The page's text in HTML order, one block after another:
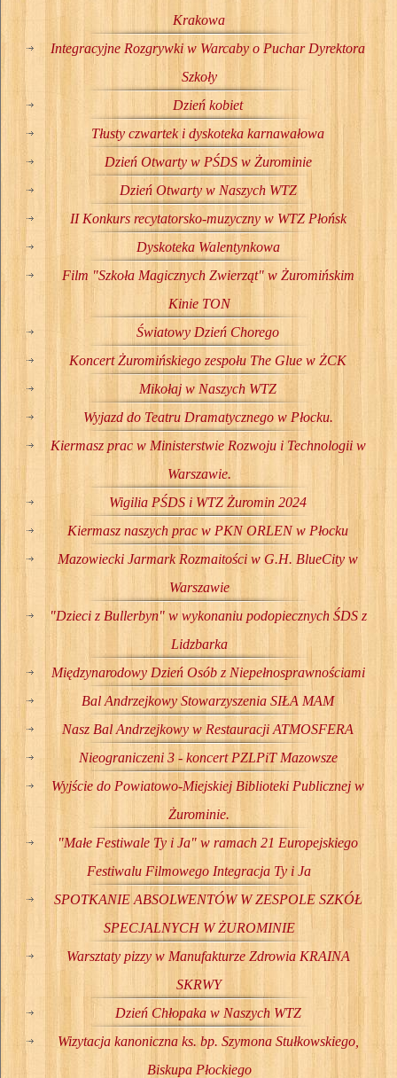
Krakowa
Integracyjne Rozgrywki w Warcaby o Puchar Dyrektora
Szkoły
Dzień kobiet
Tłusty czwartek i dyskoteka karnawałowa
Dzień Otwarty w PŚDS w Żurominie
Dzień Otwarty w Naszych WTZ
II Konkurs recytatorsko-muzyczny w WTZ Płońsk
Dyskoteka Walentynkowa
Film "Szkoła Magicznych Zwierząt" w Żuromińskim
Kinie TON
Światowy Dzień Chorego
Koncert Żuromińskiego zespołu The Glue w ŻCK
Mikołaj w Naszych WTZ
Wyjazd do Teatru Dramatycznego w Płocku.
Kiermasz prac w Ministerstwie Rozwoju i Technologii w
Warszawie.
Wigilia PŚDS i WTZ Żuromin 2024
Kiermasz naszych prac w PKN ORLEN w Płocku
Mazowiecki Jarmark Rozmaitości w G.H. BlueCity w
Warszawie
"Dzieci z Bullerbyn" w wykonaniu podopiecznych ŚDS z
Lidzbarka
Międzynarodowy Dzień Osób z Niepełnosprawnościami
Bal Andrzejkowy Stowarzyszenia SIŁA MAM
Nasz Bal Andrzejkowy w Restauracji ATMOSFERA
Nieograniczeni 3 - koncert PZLPiT Mazowsze
Wyjście do Powiatowo-Miejskiej Biblioteki Publicznej w
Żurominie.
"Małe Festiwale Ty i Ja" w ramach 21 Europejskiego
Festiwalu Filmowego Integracja Ty i Ja
SPOTKANIE ABSOLWENTÓW W ZESPOLE SZKÓŁ
SPECJALNYCH W ŻUROMINIE
Warsztaty pizzy w Manufakturze Zdrowia KRAINA
SKRWY
Dzień Chłopaka w Naszych WTZ
Wizytacja kanoniczna ks. bp. Szymona Stułkowskiego,
Biskupa Płockiego